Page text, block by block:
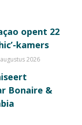
opent 22
kamers
2026
Bonaire &